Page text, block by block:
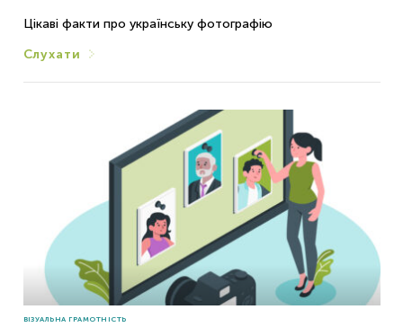
Цікаві факти про українську фотографію
Слухати
ВІЗУАЛЬНА ГРАМОТНІСТЬ